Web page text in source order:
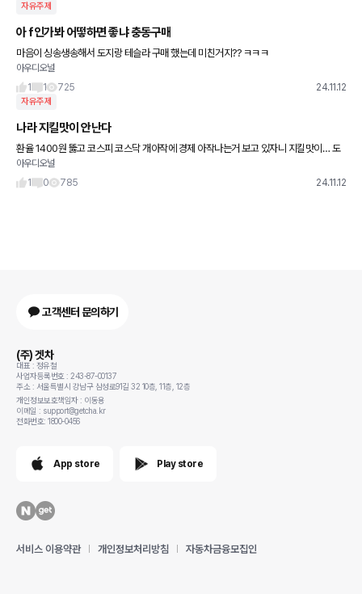
자유주제
아 f인가봐 어떻하면 좋냐 충동구매
마음이 싱송생송해서 도지랑 테슬라 구매 했는데 미친거지?? ㅋㅋㅋ
아우디오널
1
1 725 24.11.12
자유주제
나라 지킬맛이 안난다
환율 1400원 뚫고 코스피 코스닥 개아작에 경제 아작나는거 보고 있자니 지킬맛이… 도
지나 살껄
아우디오널
1
0 785 24.11.12
고객센터 문의하기
(주) 겟차
대표 : 정유철
사업자등록번호 : 243-87-00137
주소 : 서울특별시 강남구 삼성로91길 32 10층, 11층, 12층
개인정보보호책임자 : 이동용
이메일 : support@getcha.kr
전화번호: 1800-0456
App store Play store
서비스 이용약관 개인정보처리방침 자동차금융모집인